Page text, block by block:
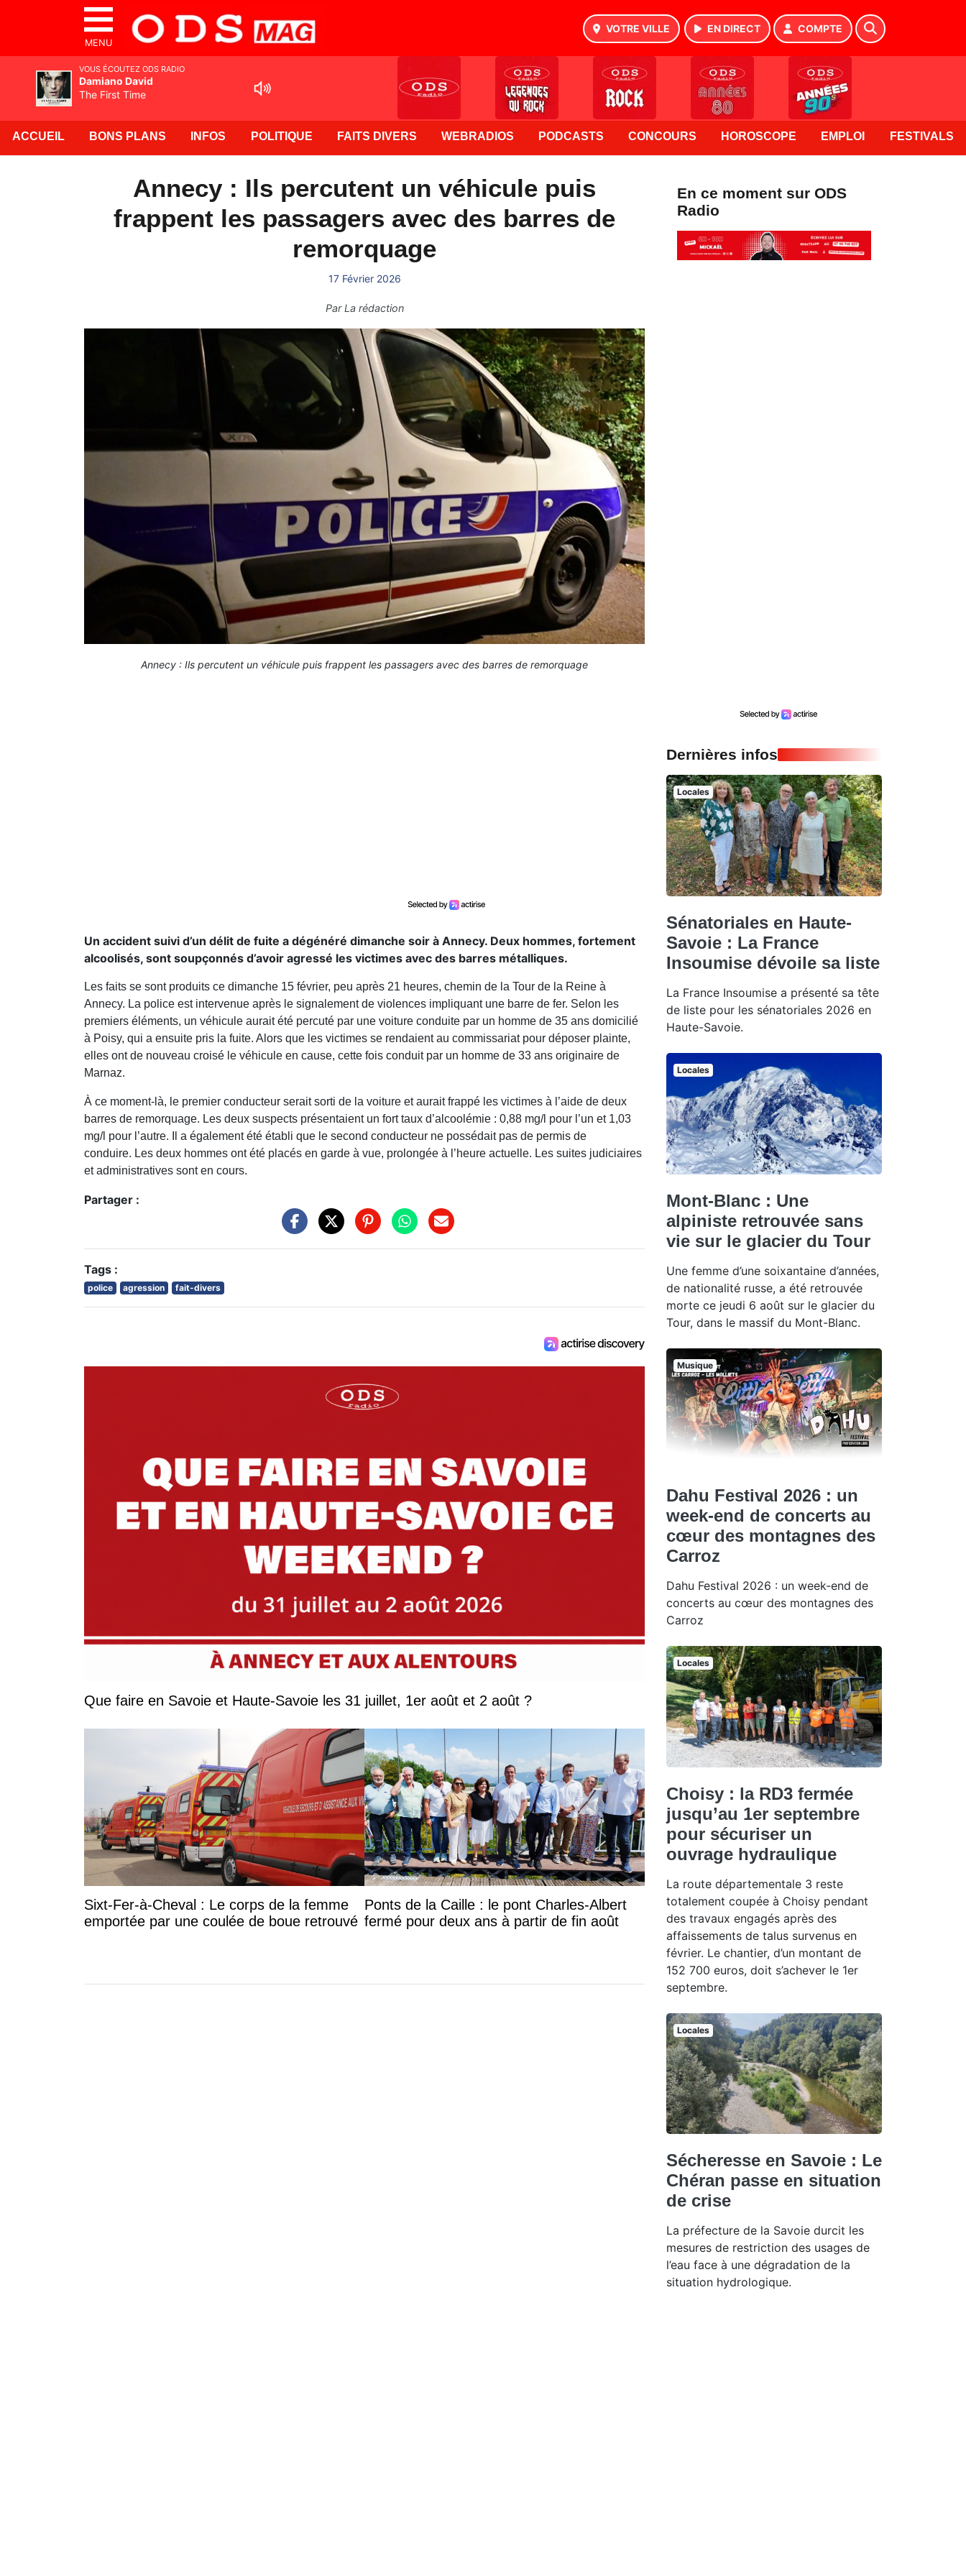
MENU
VOTRE VILLE EN DIRECT COMPTE
ACCUEIL BONS PLANS INFOS POLITIQUE FAITS DIVERS WEBRADIOS PODCASTS CONCOURS HOROSCOPE EMPLOI FESTIVALS
Annecy : Ils percutent un véhicule puis
frappent les passagers avec des barres de
remorquage
17 Février 2026
ParLa rédaction
Annecy : Ils percutent un véhicule puis frappent les passagers avec des barres de remorquage
Un accident suivi d’un délit de fuite a dégénéré dimanche soir à Annecy. Deux hommes, fortement
alcoolisés, sont soupçonnés d’avoir agressé les victimes avec des barres métalliques.
Les faits se sont produits ce dimanche 15 février, peu après 21 heures, chemin de la Tour de la Reine à
Annecy. La police est intervenue après le signalement de violences impliquant une barre de fer. Selon les
premiers éléments, un véhicule aurait été percuté par une voiture conduite par un homme de 35 ans domicilié
à Poisy, qui a ensuite pris la fuite. Alors que les victimes se rendaient au commissariat pour déposer plainte,
elles ont de nouveau croisé le véhicule en cause, cette fois conduit par un homme de 33 ans originaire de
Marnaz.
À ce moment-là, le premier conducteur serait sorti de la voiture et aurait frappé les victimes à l’aide de deux
barres de remorquage. Les deux suspects présentaient un fort taux d’alcoolémie : 0,88 mg/l pour l’un et 1,03
mg/l pour l’autre. Il a également été établi que le second conducteur ne possédait pas de permis de
conduire. Les deux hommes ont été placés en garde à vue, prolongée à l’heure actuelle. Les suites judiciaires
et administratives sont en cours.
Partager :
Tags :
police agression fait-divers
Que faire en Savoie et Haute-Savoie les 31 juillet, 1er août et 2 août ?
Sixt-Fer-à-Cheval : Le corps de la femme
emportée par une coulée de boue retrouvé
Ponts de la Caille : le pont Charles-Albert
fermé pour deux ans à partir de fin août
En ce moment sur ODS
Radio
Dernières infos
Locales
Sénatoriales en Haute-
Savoie : La France
Insoumise dévoile sa liste
La France Insoumise a présenté sa tête
de liste pour les sénatoriales 2026 en
Haute-Savoie.
Locales
Mont-Blanc : Une
alpiniste retrouvée sans
vie sur le glacier du Tour
Une femme d’une soixantaine d’années,
de nationalité russe, a été retrouvée
morte ce jeudi 6 août sur le glacier du
Tour, dans le massif du Mont-Blanc.
Musique
Dahu Festival 2026 : un
week-end de concerts au
cœur des montagnes des
Carroz
Dahu Festival 2026 : un week-end de
concerts au cœur des montagnes des
Carroz
Locales
Choisy : la RD3 fermée
jusqu’au 1er septembre
pour sécuriser un
ouvrage hydraulique
La route départementale 3 reste
totalement coupée à Choisy pendant
des travaux engagés après des
affaissements de talus survenus en
février. Le chantier, d’un montant de
152 700 euros, doit s’achever le 1er
septembre.
Locales
Sécheresse en Savoie : Le
Chéran passe en situation
de crise
La préfecture de la Savoie durcit les
mesures de restriction des usages de
l’eau face à une dégradation de la
situation hydrologique.
VOUS ÉCOUTEZ ODS RADIO
Damiano David
The First Time